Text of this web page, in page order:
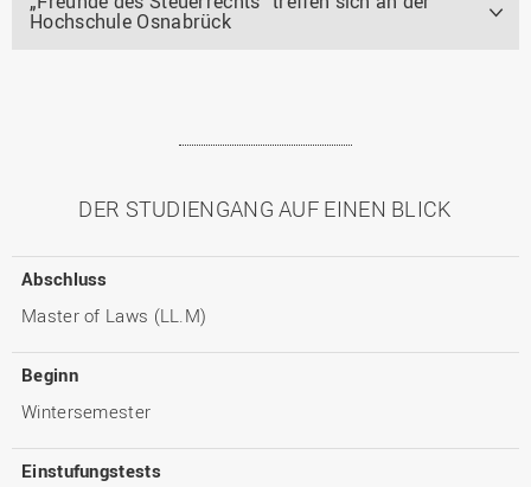
Hochschule Osnabrück
DER STUDIENGANG AUF EINEN BLICK
Abschluss
Master of Laws (LL.M)
Beginn
Wintersemester
Einstufungstests